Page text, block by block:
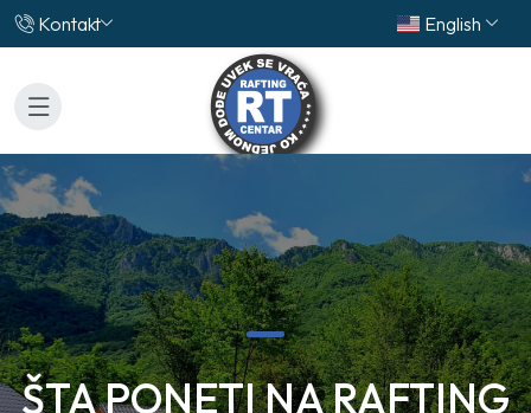
Kontakt English
ŠTA PONETI NA RAFTING